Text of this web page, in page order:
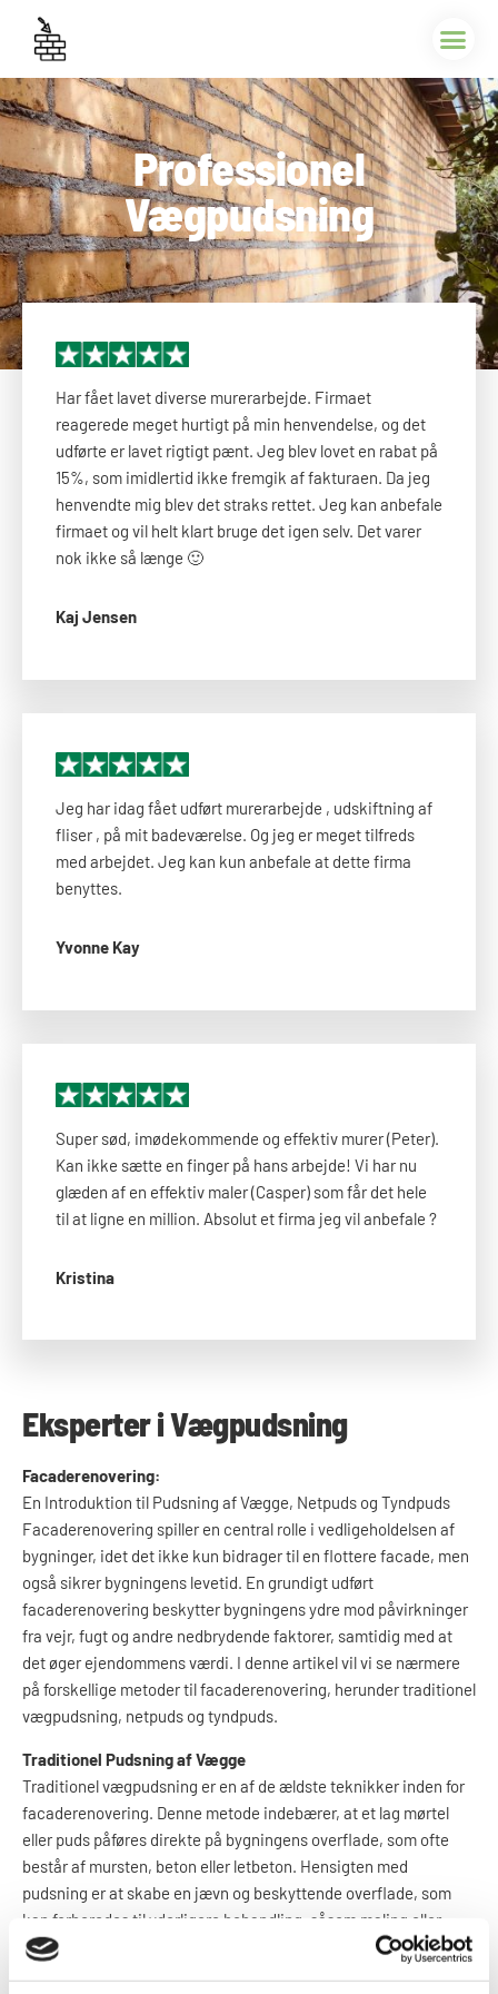
Professionel
Vægpudsning​
Har fået lavet diverse murerarbejde. Firmaet
reagerede meget hurtigt på min henvendelse, og det
udførte er lavet rigtigt pænt. Jeg blev lovet en rabat på
15%, som imidlertid ikke fremgik af fakturaen. Da jeg
henvendte mig blev det straks rettet. Jeg kan anbefale
firmaet og vil helt klart bruge det igen selv. Det varer
nok ikke så længe 🙂​
Kaj Jensen
Jeg har idag fået udført murerarbejde , udskiftning af
fliser , på mit badeværelse. Og jeg er meget tilfreds
med arbejdet. Jeg kan kun anbefale at dette firma
benyttes.
Yvonne Kay
Super sød, imødekommende og effektiv murer (Peter).
Kan ikke sætte en finger på hans arbejde! Vi har nu
glæden af en effektiv maler (Casper) som får det hele
til at ligne en million. Absolut et firma jeg vil anbefale ?
Kristina
Eksperter i Vægpudsning​
Facaderenovering:
En Introduktion til Pudsning af Vægge, Netpuds og Tyndpuds
Facaderenovering spiller en central rolle i vedligeholdelsen af
bygninger, idet det ikke kun bidrager til en flottere facade, men
også sikrer bygningens levetid. En grundigt udført
facaderenovering beskytter bygningens ydre mod påvirkninger
fra vejr, fugt og andre nedbrydende faktorer, samtidig med at
det øger ejendommens værdi. I denne artikel vil vi se nærmere
på forskellige metoder til facaderenovering, herunder traditionel
vægpudsning, netpuds og tyndpuds.
Traditionel Pudsning af Vægge
Traditionel vægpudsning er en af de ældste teknikker inden for
facaderenovering. Denne metode indebærer, at et lag mørtel
eller puds påføres direkte på bygningens overflade, som ofte
består af mursten, beton eller letbeton. Hensigten med
pudsning er at skabe en jævn og beskyttende overflade, som
kan forberedes til yderligere behandling, såsom maling eller
kalkning.
Hvordan Udføres Traditionel Vægpudsning?